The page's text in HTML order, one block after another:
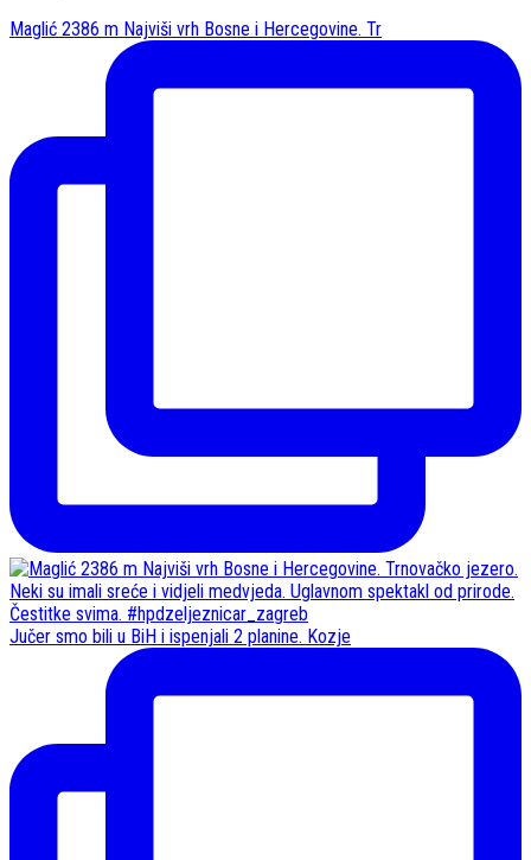
Maglić 2386 m Najviši vrh Bosne i Hercegovine. Tr
Jučer smo bili u BiH i ispenjali 2 planine. Kozje